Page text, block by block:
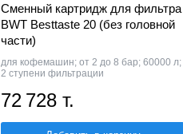
Сменный картридж для фильтра
BWT Besttaste 20 (без головной
части)
для кофемашин; от 2 до 8 бар; 60000 л;
2 ступени фильтрации
72 728 т.